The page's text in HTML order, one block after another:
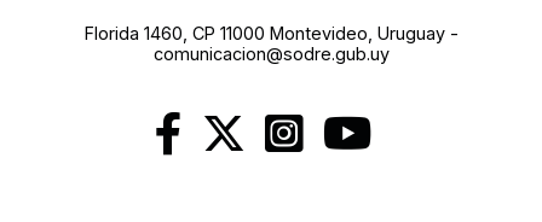
Florida 1460, CP 11000 Montevideo, Uruguay-
comunicacion@sodre.gub.uy